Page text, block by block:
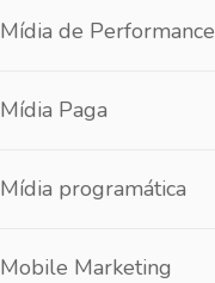
Mídia de Performance
Mídia Paga
Mídia programática
Mobile Marketing